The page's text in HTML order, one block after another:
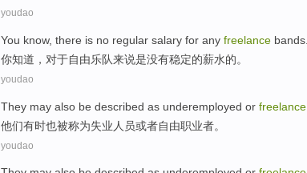
youdao
You know, there is no regular salary for any freelance bands
你知道 ， 对于自由乐队来说是没有稳定的薪水的。
youdao
They may also be described as underemployed or freelance
他们有时也被称为失业人员或者自由职业者。
youdao